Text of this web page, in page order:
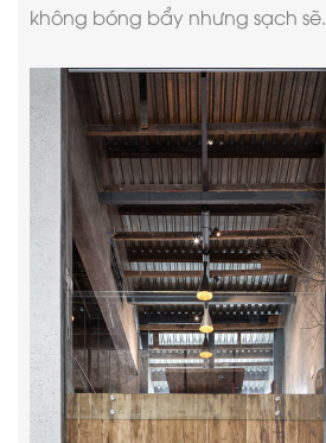
không bóng bẩy nhưng sạch sẽ.